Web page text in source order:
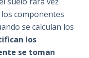
componentes
se calculan los
los
se toman